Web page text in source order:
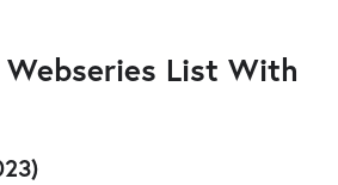
Webseries List With